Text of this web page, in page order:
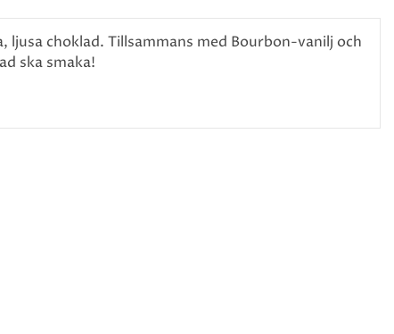
ljusa choklad. Tillsammans med Bourbon-vanilj och
ska smaka!